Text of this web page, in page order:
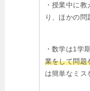
・授業中に
り、ほかの問
・数学は1学
業をして問題
は簡単なミス